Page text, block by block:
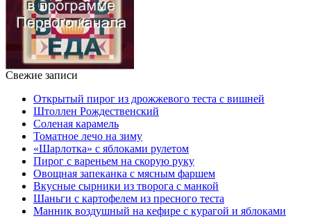
Свежие записи
Открытый пирог из дрожжевого теста с вишней
Штоллен Рождественский
Соленая карамель
Томатное лечо на зиму
«Шарлотка» с яблоками рулетом
Пирог с вареньем на скорую руку
Овощная запеканка с мясным фаршем
Вкусные сырники из творога с манкой
Шаньги с картофелем из пресного теста
Манник воздушный на кефире с курагой и яблоками